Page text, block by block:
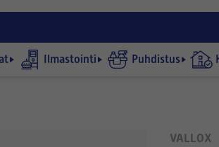
Ilmastointi Puhdistus
VALLOX